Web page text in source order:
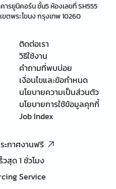
ารยูนิคอร์น ชั้น5 ห้องเลขที่ SH555
ตพระโขนง กรุงเทพ 10260
ติดต่อเรา
วิธีใช้งาน
คำถามที่พบบ่อย
เงื่อนไขและข้อกำหนด
นโยบายความเป็นส่วนตัว
นโยบายการใช้ข้อมูลคุกกี้
Job Index
ะกาศงานฟรี
สุด 1 ชั่วโมง
Service